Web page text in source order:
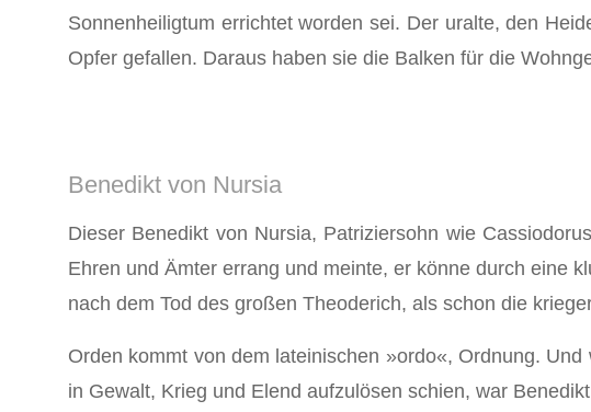
Sonnenheiligtum errichtet worden sei. Der uralte, den
Opfer gefallen. Dar­aus haben sie die Balken für die
Benedikt von Nursia
Dieser Benedikt von Nursia, Patriziersohn wie
Ehren und Ämter errang und meinte, er könne durch eine
nach dem Tod des großen Theoderich, als schon die
Orden kommt von dem lateinischen »ordo«, Ordnung.
in Gewalt, Krieg und Elend aufzulösen schien, war